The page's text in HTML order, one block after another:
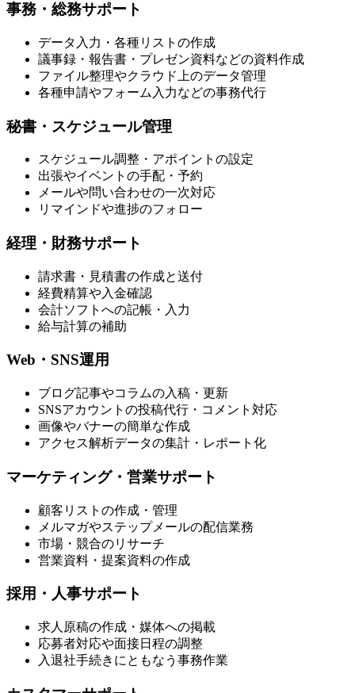
事務・総務サポート
データ入力・各種リストの作成
議事録・報告書・プレゼン資料などの資料作成
ファイル整理やクラウド上のデータ管理
各種申請やフォーム入力などの事務代行
秘書・スケジュール管理
スケジュール調整・アポイントの設定
出張やイベントの手配・予約
メールや問い合わせの一次対応
リマインドや進捗のフォロー
経理・財務サポート
請求書・見積書の作成と送付
経費精算や入金確認
会計ソフトへの記帳・入力
給与計算の補助
Web・SNS運用
ブログ記事やコラムの入稿・更新
SNSアカウントの投稿代行・コメント対応
画像やバナーの簡単な作成
アクセス解析データの集計・レポート化
マーケティング・営業サポート
顧客リストの作成・管理
メルマガやステップメールの配信業務
市場・競合のリサーチ
営業資料・提案資料の作成
採用・人事サポート
求人原稿の作成・媒体への掲載
応募者対応や面接日程の調整
入退社手続きにともなう事務作業